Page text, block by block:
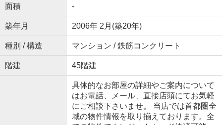
面積 -
築年月 2006年 2月(築20年)
種別 / 構造 マンション / 鉄筋コンクリート
階建 45階建
具体的なお部屋の詳細やご案内について
はお電話、メール、直接店頭にてお気軽
にご相談下さいませ。 当店では首都圏全
域の物件情報を取り揃えております。全